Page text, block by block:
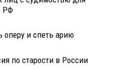
РФ
и спеть арию
по старости в России